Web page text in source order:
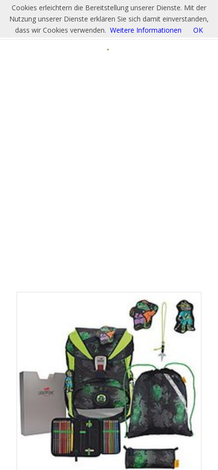
Cookies erleichtern die Bereitstellung unserer Dienste. Mit der
Nutzung unserer Dienste erklären Sie sich damit einverstanden,
dass wir Cookies verwenden. Weitere Informationen OK